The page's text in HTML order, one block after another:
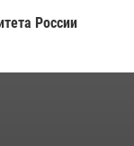
России